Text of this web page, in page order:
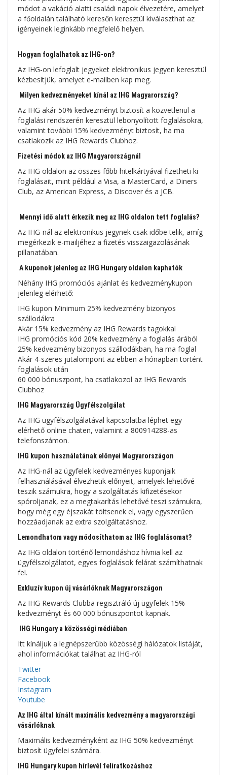
módot a vakáció alatti családi napok élvezetére, amelyet
a főoldalán található keresőn keresztül kiválaszthat az
igényeinek leginkább megfelelő helyen.
Hogyan foglalhatok az IHG-on?
Az IHG-on lefoglalt jegyeket elektronikus jegyen keresztül
kézbesítjük, amelyet e-mailben kap meg.
Milyen kedvezményeket kínál az IHG Magyarország?
Az IHG akár 50% kedvezményt biztosít a közvetlenül a
foglalási rendszerén keresztül lebonyolított foglalásokra,
valamint további 15% kedvezményt biztosít, ha ma
csatlakozik az IHG Rewards Clubhoz.
Fizetési módok az IHG Magyarországnál
Az IHG oldalon az összes főbb hitelkártyával fizetheti ki
foglalásait, mint például a Visa, a MasterCard, a Diners
Club, az American Express, a Discover és a JCB.
Mennyi idő alatt érkezik meg az IHG oldalon tett foglalás?
Az IHG-nál az elektronikus jegynek csak időbe telik, amíg
megérkezik e-mailjéhez a fizetés visszaigazolásának
pillanatában.
A kuponok jelenleg az IHG Hungary oldalon kaphatók
Néhány IHG promóciós ajánlat és kedvezménykupon
jelenleg elérhető:
IHG kupon Minimum 25% kedvezmény bizonyos
szállodákra
Akár 15% kedvezmény az IHG Rewards tagokkal
IHG promóciós kód 20% kedvezmény a foglalás árából
25% kedvezmény bizonyos szállodákban, ha ma foglal
Akár 4-szeres jutalompont az ebben a hónapban történt
foglalások után
60 000 bónuszpont, ha csatlakozol az IHG Rewards
Clubhoz
IHG Magyarország Ügyfélszolgálat
Az IHG ügyfélszolgálatával kapcsolatba léphet egy
elérhető online chaten, valamint a 800914288-as
telefonszámon.
IHG kupon használatának előnyei Magyarországon
Az IHG-nál az ügyfelek kedvezményes kuponjaik
felhasználásával élvezhetik előnyeit, amelyek lehetővé
teszik számukra, hogy a szolgáltatás kifizetésekor
spóroljanak, ez a megtakarítás lehetővé teszi számukra,
hogy még egy éjszakát töltsenek el, vagy egyszerűen
hozzáadjanak az extra szolgáltatáshoz.
Lemondhatom vagy módosíthatom az IHG foglalásomat?
Az IHG oldalon történő lemondáshoz hívnia kell az
ügyfélszolgálatot, egyes foglalások felárat számíthatnak
fel.
Exkluzív kupon új vásárlóknak Magyarországon
Az IHG Rewards Clubba regisztráló új ügyfelek 15%
kedvezményt és 60 000 bónuszpontot kapnak.
IHG Hungary a közösségi médiában
Itt kínáljuk a legnépszerűbb közösségi hálózatok listáját,
ahol információkat találhat az IHG-ról
Twitter
Facebook
Instagram
Youtube
Az IHG által kínált maximális kedvezmény a magyarországi
vásárlóknak
Maximális kedvezményként az IHG 50% kedvezményt
biztosít ügyfelei számára.
IHG Hungary kupon hírlevél feliratkozáshoz